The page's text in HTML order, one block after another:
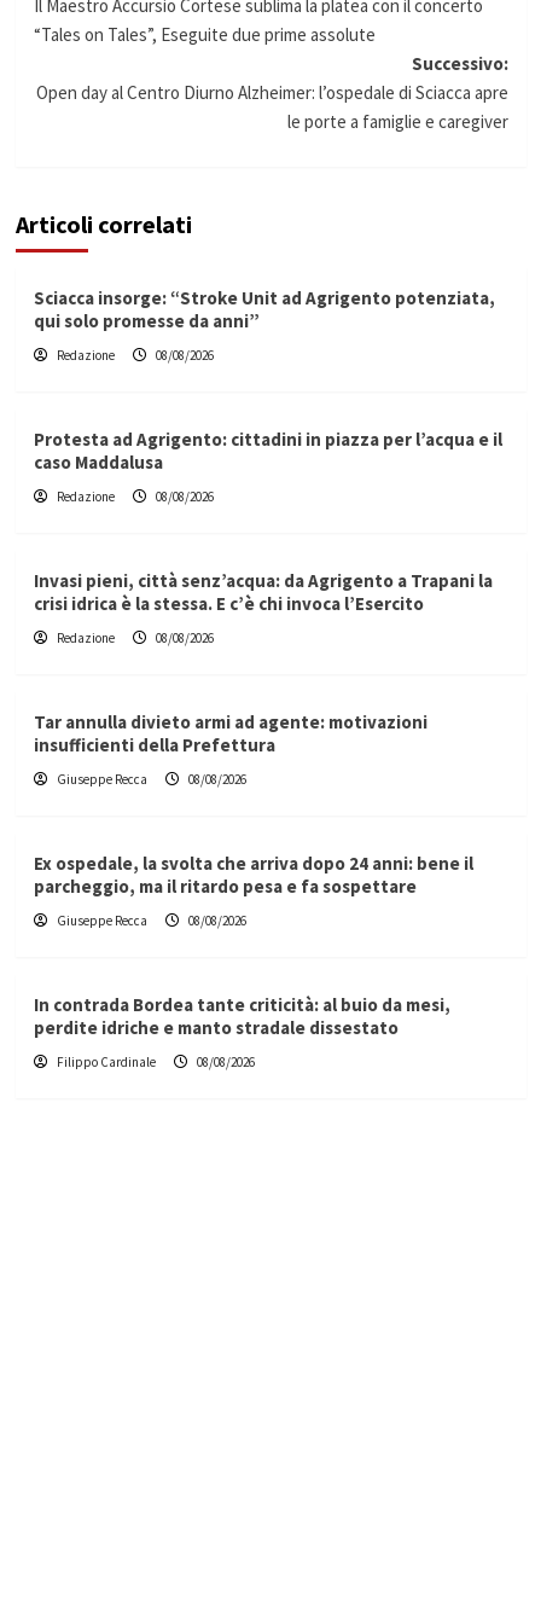
articolo
Il Maestro Accursio Cortese sublima la platea con il concerto
“Tales on Tales”, Eseguite due prime assolute
Successivo:
Open day al Centro Diurno Alzheimer: l’ospedale di Sciacca apre
le porte a famiglie e caregiver
Articoli correlati
Sciacca insorge: “Stroke Unit ad Agrigento potenziata,
qui solo promesse da anni”
Redazione 08/08/2026
Protesta ad Agrigento: cittadini in piazza per l’acqua e il
caso Maddalusa
Redazione 08/08/2026
Invasi pieni, città senz’acqua: da Agrigento a Trapani la
crisi idrica è la stessa. E c’è chi invoca l’Esercito
Redazione 08/08/2026
Tar annulla divieto armi ad agente: motivazioni
insufficienti della Prefettura
Giuseppe Recca 08/08/2026
Ex ospedale, la svolta che arriva dopo 24 anni: bene il
parcheggio, ma il ritardo pesa e fa sospettare
Giuseppe Recca 08/08/2026
In contrada Bordea tante criticità: al buio da mesi,
perdite idriche e manto stradale dissestato
Filippo Cardinale 08/08/2026